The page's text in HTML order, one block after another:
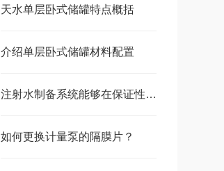
天水单层卧式储罐特点概括
介绍单层卧式储罐材料配置
注射水制备系统能够在保证性能的同时降低能耗
如何更换计量泵的隔膜片？